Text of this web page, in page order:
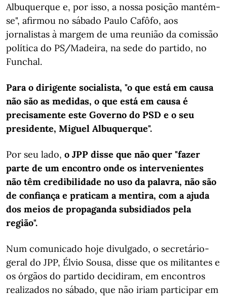
Albuquerque e, por isso, a nossa posição mantém-
se", afirmou no sábado Paulo Cafôfo, aos
jornalistas à margem de uma reunião da comissão
política do PS/Madeira, na sede do partido, no
Funchal.
Para o dirigente socialista, "o que está em causa
não são as medidas, o que está em causa é
precisamente este Governo do PSD e o seu
presidente, Miguel Albuquerque".
Por seu lado, o JPP disse que não quer "fazer
parte de um encontro onde os intervenientes
não têm credibilidade no uso da palavra, não são
de confiança e praticam a mentira, com a ajuda
dos meios de propaganda subsidiados pela
região".
Num comunicado hoje divulgado, o secretário-
geral do JPP, Élvio Sousa, disse que os militantes e
os órgãos do partido decidiram, em encontros
realizados no sábado, que não iriam participar em